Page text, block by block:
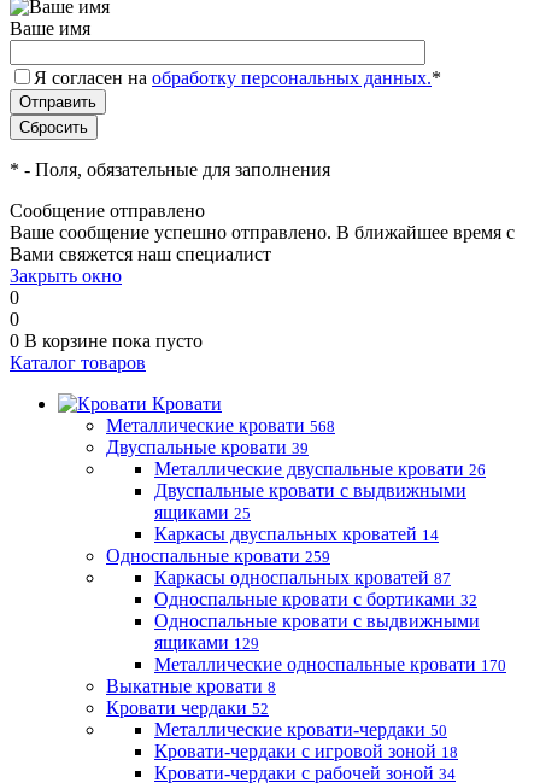
Ваше имя
Я согласен на обработку персональных данных.*
* - Поля, обязательные для заполнения
Сообщение отправлено
Ваше сообщение успешно отправлено. В ближайшее время с
Вами свяжется наш специалист
Закрыть окно
0
0
0 В корзине пока пусто
Каталог товаров
Кровати
Металлические кровати 568
Двуспальные кровати 39
Металлические двуспальные кровати 26
Двуспальные кровати с выдвижными
ящиками 25
Каркасы двуспальных кроватей 14
Односпальные кровати 259
Каркасы односпальных кроватей 87
Односпальные кровати с бортиками 32
Односпальные кровати с выдвижными
ящиками 129
Металлические односпальные кровати 170
Выкатные кровати 8
Кровати чердаки 52
Металлические кровати-чердаки 50
Кровати-чердаки с игровой зоной 18
Кровати-чердаки с рабочей зоной 34